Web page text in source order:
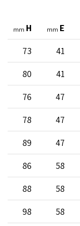
E
mm
H
mm
41
73
41
80
47
76
47
78
47
89
58
86
58
88
58
98